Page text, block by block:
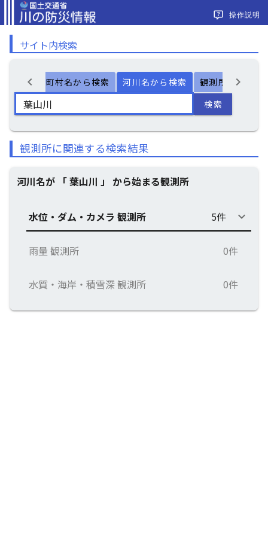
操作説明
サイト内検索
chevron_left 市町村名から検索 河川名から検索 観測所名から検
chevron_right
検索
観測所に関連する検索結果
河川名が 「 葉山川 」 から始まる観測所
水位・ダム・カメラ 観測所 5件 keyboard_arrow_down
雨量 観測所 0件
水質・海岸・積雪深 観測所 0件